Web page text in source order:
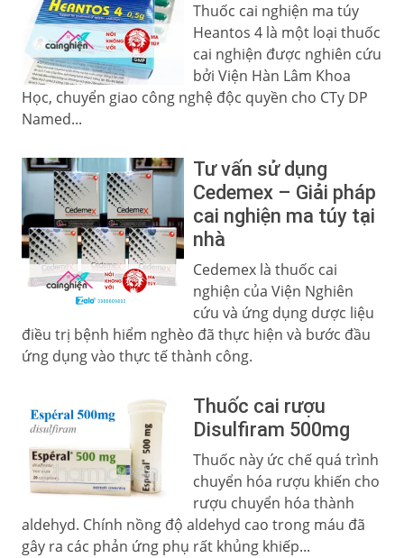
Thuốc cai nghiện ma túy
Heantos 4 là một loại thuốc
cai nghiện được nghiên cứu
bởi Viện Hàn Lâm Khoa
Học, chuyển giao công nghệ độc quyền cho CTy DP
Named...
Tư vấn sử dụng
Cedemex – Giải pháp
cai nghiện ma túy tại
nhà
Cedemex là thuốc cai
nghiện của Viện Nghiên
cứu và ứng dụng dược liệu
điều trị bệnh hiểm nghèo đã thực hiện và bước đầu
ứng dụng vào thực tế thành công.
Thuốc cai rượu
Disulfiram 500mg
Thuốc này ức chế quá trình
chuyển hóa rượu khiến cho
rượu chuyển hóa thành
aldehyd. Chính nồng độ aldehyd cao trong máu đã
gây ra các phản ứng phụ rất khủng khiếp...